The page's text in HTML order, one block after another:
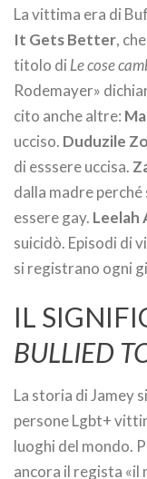
La vittima era di
It Gets Better,
titolo di Le cose
Rodemayer»
cito anche altre:
ucciso. Duduzile
di esssere uccisa.
dalla madre
essere gay. Leelah
suicidò. Episodi di
si registrano ogni
IL
BULLIED
La storia di Jamey
persone Lgbt+
luoghi del mondo.
ancora il regista